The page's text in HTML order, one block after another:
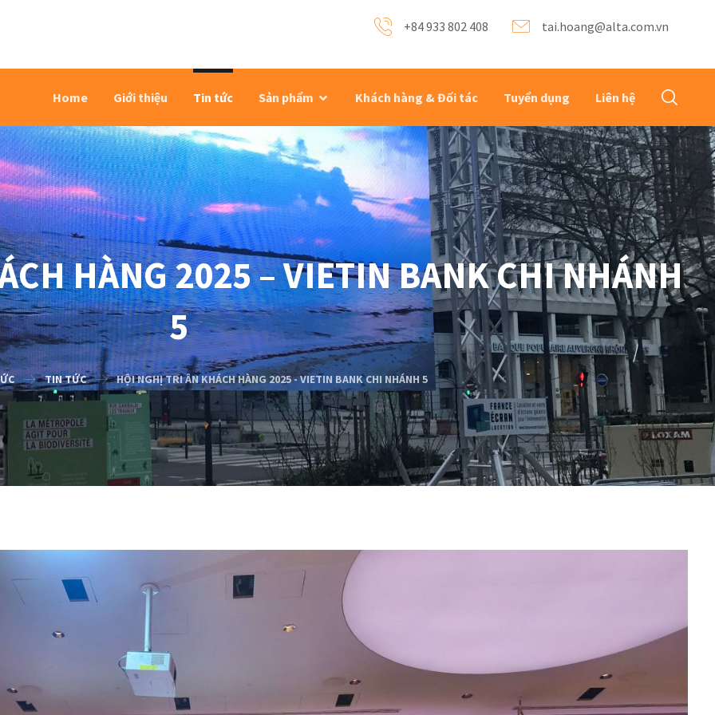
tai.hoang@alta.com.vn
+84 933 802 408
Home Giới thiệu Tin tức Sản phẩm Khách hàng & Đối tác Tuyển dụng Liên hệ
HÀNG 2025 – VIETIN BANK CHI NHÁNH
5
TIN TỨC HỘI NGHỊ TRI ÂN KHÁCH HÀNG 2025 - VIETIN BANK CHI NHÁNH 5